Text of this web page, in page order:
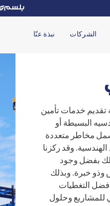
الشركات نبذة عنّا
تقديم خدمات تأمين
البسيطة أو
مخاطر متعددة
وقد ركزنا
بفضل وجود
وذو خبرة. وبذلك
التغطيات
للمشاريع وحلول